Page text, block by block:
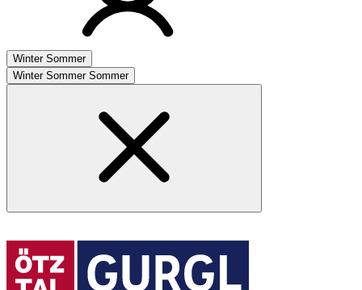
Winter Sommer
Winter Sommer Sommer